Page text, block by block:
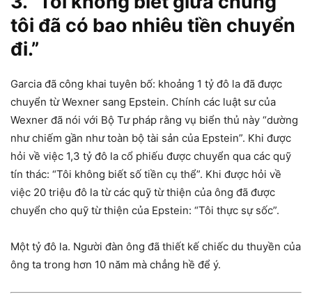
tôi đã có bao nhiêu tiền chuyển
đi.”
Garcia đã công khai tuyên bố: khoảng 1 tỷ đô la đã được
chuyển từ Wexner sang Epstein. Chính các luật sư của
Wexner đã nói với Bộ Tư pháp rằng vụ biển thủ này “dường
như chiếm gần như toàn bộ tài sản của Epstein”. Khi được
hỏi về việc 1,3 tỷ đô la cổ phiếu được chuyển qua các quỹ
tín thác: “Tôi không biết số tiền cụ thể”. Khi được hỏi về
việc 20 triệu đô la từ các quỹ từ thiện của ông đã được
chuyển cho quỹ từ thiện của Epstein: “Tôi thực sự sốc”.
Một tỷ đô la. Người đàn ông đã thiết kế chiếc du thuyền của
ông ta trong hơn 10 năm mà chẳng hề để ý.